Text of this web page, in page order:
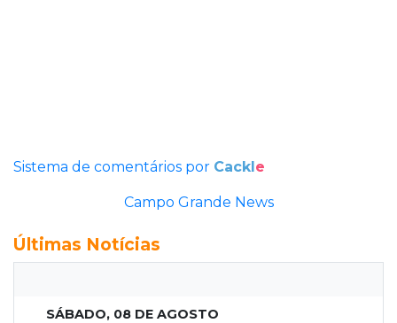
Sistema de comentários por Cackle
Campo Grande News
Últimas Notícias
SÁBADO, 08 DE AGOSTO